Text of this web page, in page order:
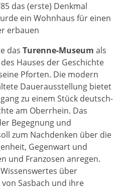
das (erste) Denkmal
ein Wohnhaus für einen
erbauen
das Turenne-Museum als
Hauses der Geschichte
Pforten. Die modern
Dauerausstellung bietet
zu einem Stück deutsch-
am Oberrhein. Das
Begegnung und
zum Nachdenken über die
Gegenwart und
und Franzosen anregen.
über
Sasbach und ihre